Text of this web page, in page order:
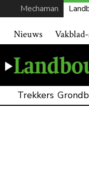
Mechaman
Nieuws
Trekkers